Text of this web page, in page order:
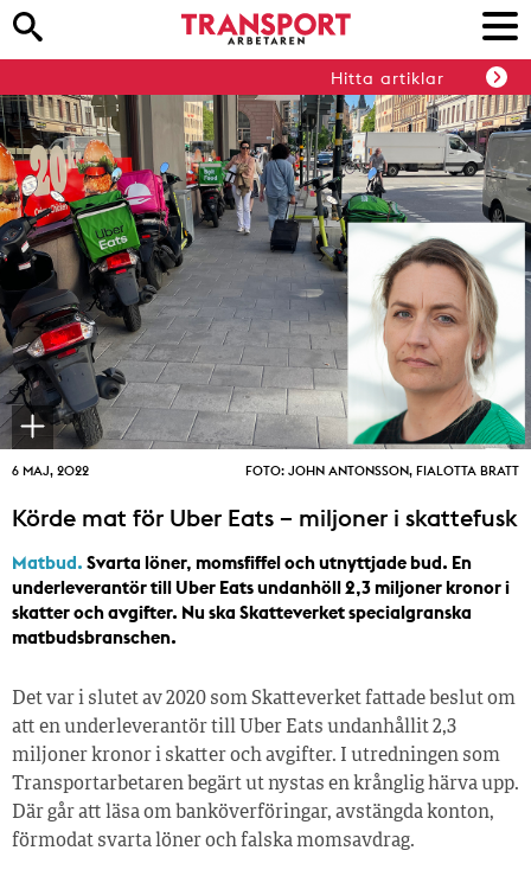
Hitta artiklar
6 MAJ, 2022 FOTO: JOHN ANTONSSON, FIALOTTA BRATT
Körde mat för Uber Eats – miljoner i skattefusk
Matbud. Svarta löner, momsfiffel och utnyttjade bud. En
underleverantör till Uber Eats undanhöll 2,3 miljoner kronor i
skatter och avgifter. Nu ska Skatteverket specialgranska
matbudsbranschen.
Det var i slutet av 2020 som Skatteverket fattade beslut om
att en underleverantör till Uber Eats undanhållit 2,3
miljoner kronor i skatter och avgifter. I utredningen som
Transportarbetaren begärt ut nystas en krånglig härva upp.
Där går att läsa om banköverföringar, avstängda konton,
förmodat svarta löner och falska momsavdrag.